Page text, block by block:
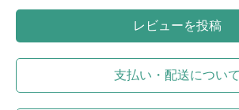
レビューを投稿
支払い・配送について